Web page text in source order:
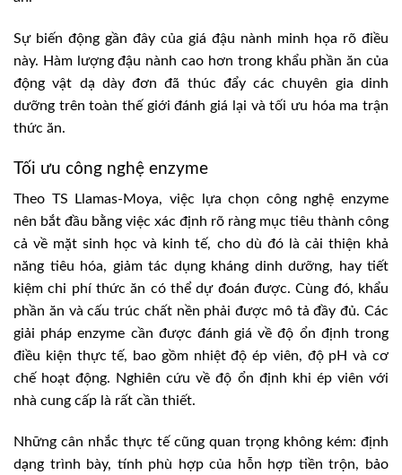
Sự biến động gần đây của giá đậu nành minh họa rõ điều
này. Hàm lượng đậu nành cao hơn trong khẩu phần ăn của
động vật dạ dày đơn đã thúc đẩy các chuyên gia dinh
dưỡng trên toàn thế giới đánh giá lại và tối ưu hóa ma trận
thức ăn.
Tối ưu công nghệ enzyme
Theo TS Llamas-Moya, việc lựa chọn công nghệ enzyme
nên bắt đầu bằng việc xác định rõ ràng mục tiêu thành công
cả về mặt sinh học và kinh tế, cho dù đó là cải thiện khả
năng tiêu hóa, giảm tác dụng kháng dinh dưỡng, hay tiết
kiệm chi phí thức ăn có thể dự đoán được. Cùng đó, khẩu
phần ăn và cấu trúc chất nền phải được mô tả đầy đủ. Các
giải pháp enzyme cần được đánh giá về độ ổn định trong
điều kiện thực tế, bao gồm nhiệt độ ép viên, độ pH và cơ
chế hoạt động. Nghiên cứu về độ ổn định khi ép viên với
nhà cung cấp là rất cần thiết.
Những cân nhắc thực tế cũng quan trọng không kém: định
dạng trình bày, tính phù hợp của hỗn hợp tiền trộn, bảo